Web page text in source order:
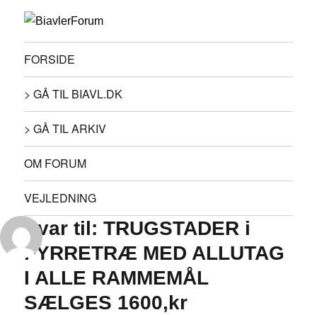
FORSIDE
> GÅ TIL BIAVL.DK
> GÅ TIL ARKIV
OM FORUM
VEJLEDNING
Svar til: TRUGSTADER i
FYRRETRÆ MED ALLUTAG
I ALLE RAMMEMÅL
SÆLGES 1600,kr